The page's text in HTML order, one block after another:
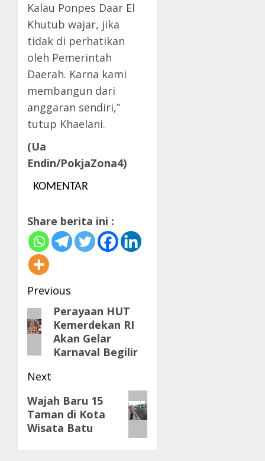
Kalau Ponpes Daar El
Khutub wajar, jika
tidak di perhatikan
oleh Pemerintah
Daerah. Karna kami
membangun dari
anggaran sendiri,”
tutup Khaelani.
(Ua
Endin/PokjaZona4)
KOMENTAR
Share berita ini :
Post
navigation
Previous
Previous
post:
Perayaan HUT
Kemerdekan RI
Akan Gelar
Karnaval Begilir
Next
Next
post:
Wajah Baru 15
Taman di Kota
Wisata Batu